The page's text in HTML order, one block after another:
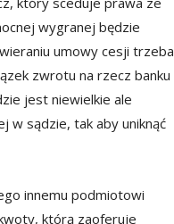
wygranej będzie
umowy cesji trzeba
zwrotu na rzecz banku
jest niewielkie ale
w sądzie, tak aby uniknąć
innemu podmiotowi
którą zaoferuje